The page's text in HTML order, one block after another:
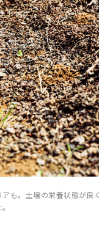
も。土壌の栄養状態が